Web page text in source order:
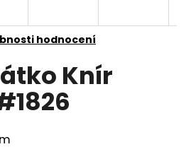
hodnocení
Knír